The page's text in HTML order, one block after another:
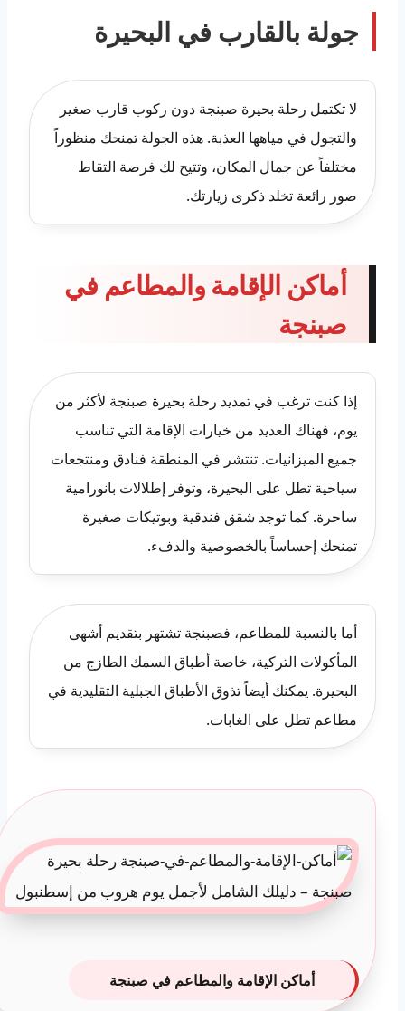
جولة بالقارب في البحيرة
لا تكتمل رحلة بحيرة صبنجة دون ركوب قارب صغير
والتجول في مياهها العذبة. هذه الجولة تمنحك منظوراً
مختلفاً عن جمال المكان، وتتيح لك فرصة التقاط
صور رائعة تخلد ذكرى زيارتك.
أماكن الإقامة والمطاعم في
صبنجة
إذا كنت ترغب في تمديد رحلة بحيرة صبنجة لأكثر من
يوم، فهناك العديد من خيارات الإقامة التي تناسب
جميع الميزانيات. تنتشر في المنطقة فنادق ومنتجعات
سياحية تطل على البحيرة، وتوفر إطلالات بانورامية
ساحرة. كما توجد شقق فندقية وبوتيكات صغيرة
تمنحك إحساساً بالخصوصية والدفء.
أما بالنسبة للمطاعم، فصبنجة تشتهر بتقديم أشهى
المأكولات التركية، خاصة أطباق السمك الطازج من
البحيرة. يمكنك أيضاً تذوق الأطباق الجبلية التقليدية في
مطاعم تطل على الغابات.
أماكن الإقامة والمطاعم في صبنجة